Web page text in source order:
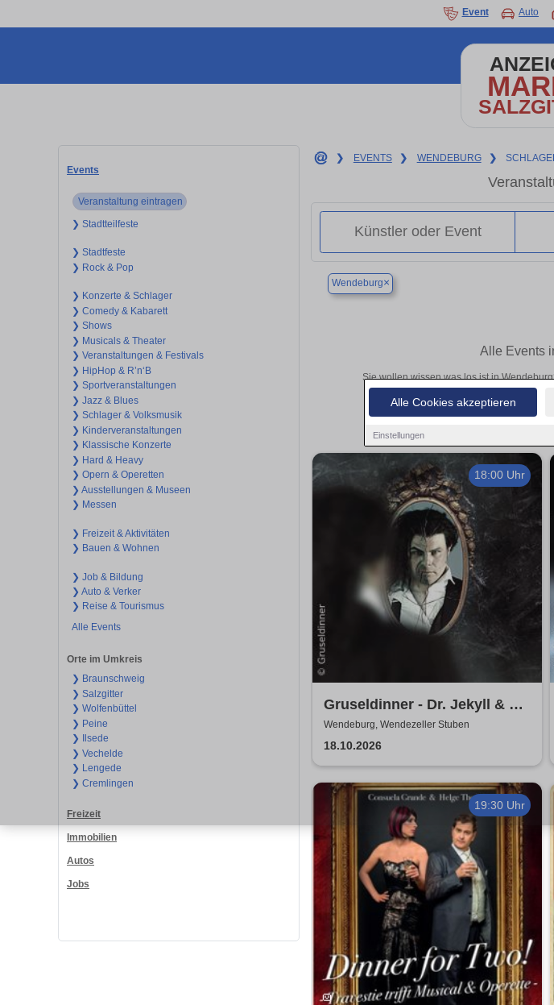
Alle Cookies akzeptieren
Einstellungen
Event Auto
Events
Veranstaltung eintragen
❯ Stadtteilfeste
❯ Stadtfeste
❯ Rock & Pop
❯ Konzerte & Schlager
❯ Comedy & Kabarett
❯ Shows
❯ Musicals & Theater
❯ Veranstaltungen & Festivals
❯ HipHop & R’n‘B
❯ Sportveranstaltungen
❯ Jazz & Blues
❯ Schlager & Volksmusik
❯ Kinderveranstaltungen
❯ Klassische Konzerte
❯ Hard & Heavy
❯ Opern & Operetten
❯ Ausstellungen & Museen
❯ Messen
❯ Freizeit & Aktivitäten
❯ Bauen & Wohnen
❯ Job & Bildung
❯ Auto & Verker
❯ Reise & Tourismus
Alle Events
Orte im Umkreis
❯ Braunschweig
❯ Salzgitter
❯ Wolfenbüttel
❯ Peine
❯ Ilsede
❯ Vechelde
❯ Lengede
❯ Cremlingen
Freizeit
Immobilien
Autos
Jobs
❯ EVENTS ❯ WENDEBURG ❯
Wendeburg×
Alle Events
Sie wollen wissen was los ist in
Theateraufführungen oder
18:00 Uhr
Gruseldinner - Dr. Jekyll & Mr.
Hyde
Wendeburg, Wendezeller Stuben
18.10.2026
19:30 Uhr